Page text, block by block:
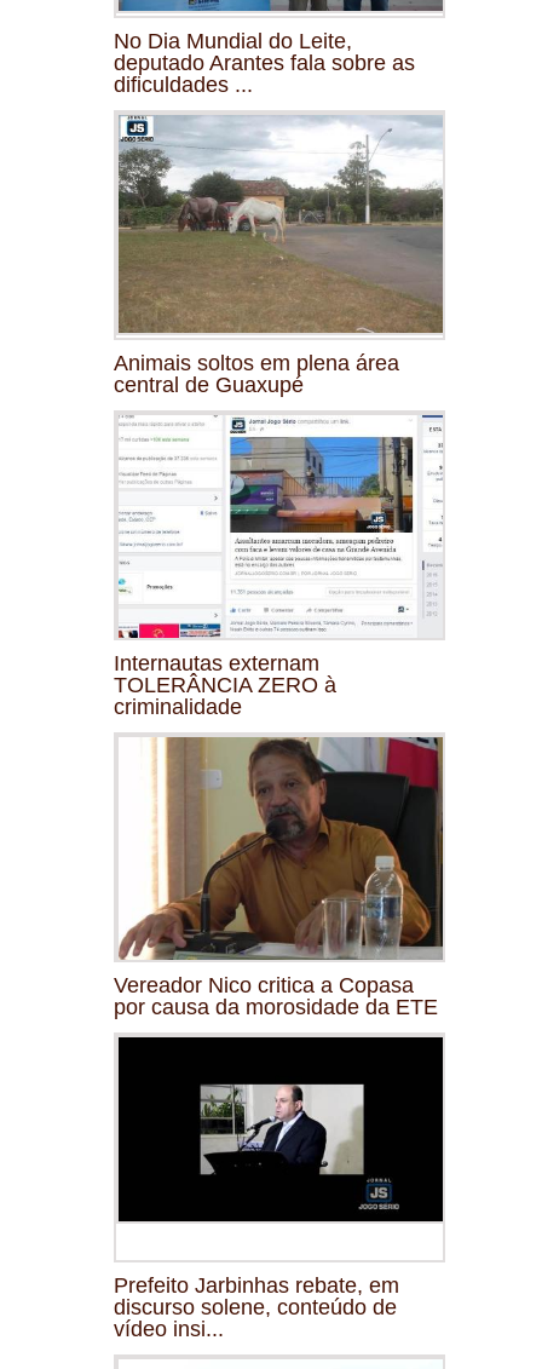
No Dia Mundial do Leite,
deputado Arantes fala sobre as
dificuldades ...
Animais soltos em plena área
central de Guaxupé
Internautas externam
TOLERÂNCIA ZERO à
criminalidade
Vereador Nico critica a Copasa
por causa da morosidade da ETE
Prefeito Jarbinhas rebate, em
discurso solene, conteúdo de
vídeo insi...